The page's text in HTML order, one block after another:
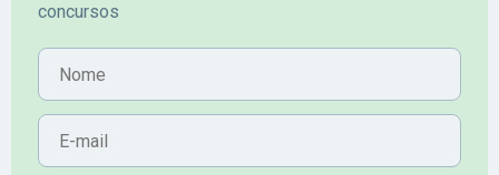
concursos
Nome
E-mail